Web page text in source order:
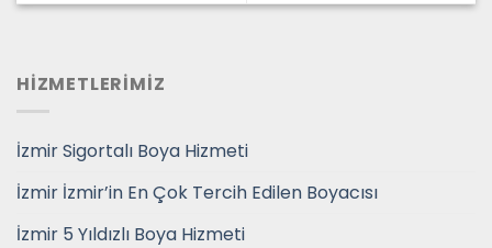
HİZMETLERİMİZ
İzmir Sigortalı Boya Hizmeti
İzmir İzmir’in En Çok Tercih Edilen Boyacısı
İzmir 5 Yıldızlı Boya Hizmeti